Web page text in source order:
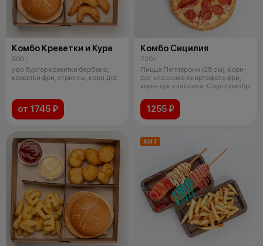
Комбо Креветки и Кура
500 г
уфо бургер креветки барбекю,
креветки фри, стрипсы, корн дог.
от 1745 ₽
Комбо Сицилия
720 г
Пицца Пепперони (25 см), корн-
дог классика в картофеле фри,
корн-дог классика. Соус приобр
1255 ₽
ХИТ